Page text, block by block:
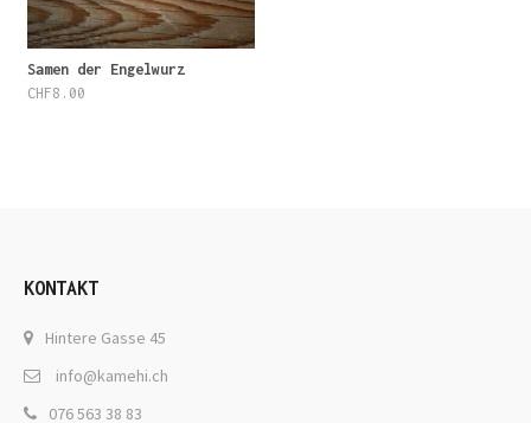
Samen der Engelwurz
CHF8.00
KONTAKT
Hintere Gasse 45
info@kamehi.ch
076 563 38 83